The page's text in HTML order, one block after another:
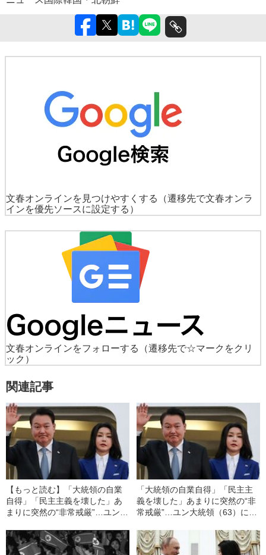
文春オンラインを見つけやすくする
（遷移先で文春オンラ
インを優先ソースに設定する）
文春オンラインをフォローする
（遷移先で☆マークをクリ
ック）
関連記事
【もっと読む】「大統領の自業
自得」「民主主義を壊した」あ
まりに突然の“非常戒厳”…ユン大
アルな反応”〈現地記者が解説〉
「大統領の自業自得」「民主主
義を壊した」あまりに突然の“非
常戒厳”…ユン大統領（63）に対
地記者が解説〉